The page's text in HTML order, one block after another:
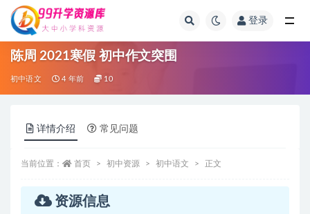
登录
陈周 2021寒假 初中作文突围
初中语文 4 年前 10
详情介绍 常见问题
当前位置： 首页 初中资源 初中语文 正文
资源信息